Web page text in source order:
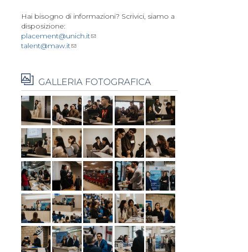
Hai bisogno di informazioni? Scrivici, siamo a
disposizione:
placement@unich.it
talent@maw.it
GALLERIA FOTOGRAFICA